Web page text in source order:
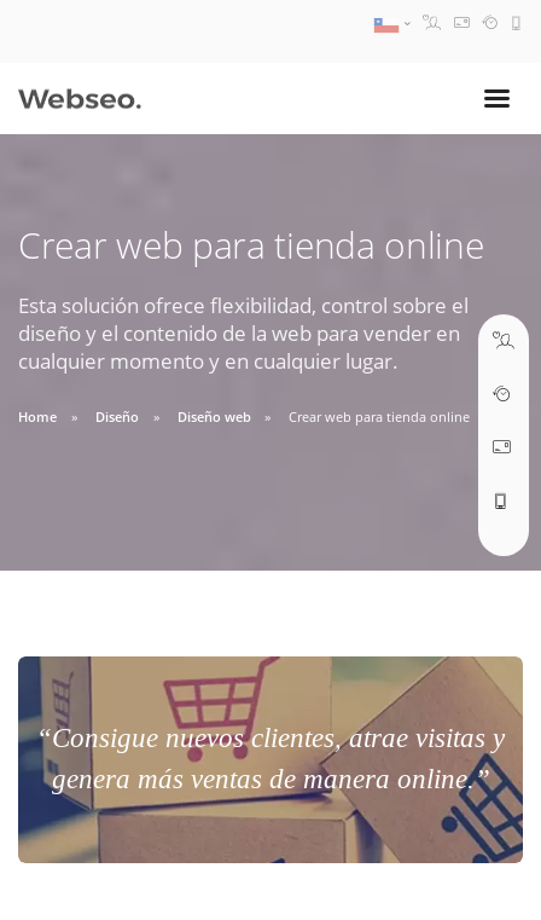
Crear web para tienda online
Esta solución ofrece flexibilidad, control sobre el
diseño y el contenido de la web para vender en
cualquier momento y en cualquier lugar.
Home Diseño Diseño web Crear web para tienda online
“Consigue nuevos clientes, atrae visitas y
genera más ventas de manera online.”
09:30 AM A 18:30 PM
soporte@webseo.cl
ABRIR TICKET